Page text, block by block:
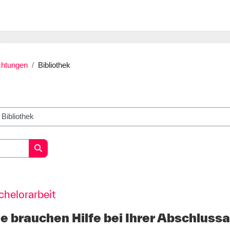
Bibliothek
Search courses
brauchen Hilfe bei Ihrer